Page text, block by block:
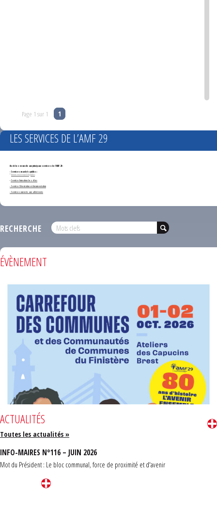
Page 1 sur 1 1
LES SERVICES DE L’AMF 29
Accédez en un clic aux principaux services de l'AMF 29 :
- Services marchés publics :
*Annonces de marchés publics
-Service formation des élus
- Service Orientation et documentation
- Services ouverts aux adhérents
RECHERCHE
ÉVÈNEMENT
ACTUALITÉS
Toutes les actualités »
INFO-MAIRES N°116 – JUIN 2026
Mot du Président : Le bloc communal, force de proximité et d'avenir